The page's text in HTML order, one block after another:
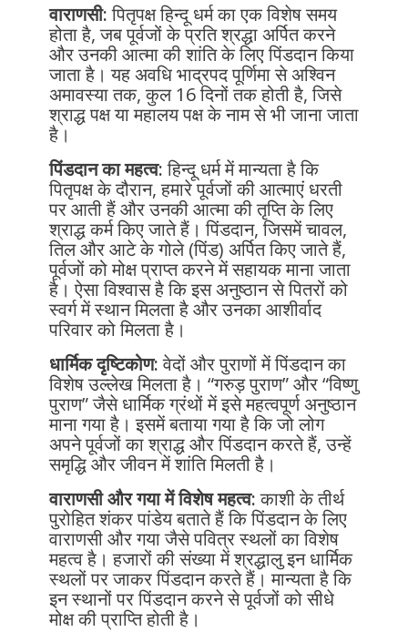
वाराणसी:पितृपक्ष हिन्दू धर्म का एक विशेष समय
होता है, जब पूर्वजों के प्रति श्रद्धा अर्पित करने
और उनकी आत्मा की शांति के लिए पिंडदान किया
जाता है। यह अवधि भाद्रपद पूर्णिमा से अश्विन
अमावस्या तक, कुल 16 दिनों तक होती है, जिसे
श्राद्ध पक्ष या महालय पक्ष के नाम से भी जाना जाता
है।
पिंडदान का महत्व:हिन्दू धर्म में मान्यता है कि
पितृपक्ष के दौरान, हमारे पूर्वजों की आत्माएं धरती
पर आती हैं और उनकी आत्मा की तृप्ति के लिए
श्राद्ध कर्म किए जाते हैं। पिंडदान, जिसमें चावल,
तिल और आटे के गोले (पिंड) अर्पित किए जाते हैं,
पूर्वजों को मोक्ष प्राप्त करने में सहायक माना जाता
है। ऐसा विश्वास है कि इस अनुष्ठान से पितरों को
स्वर्ग में स्थान मिलता है और उनका आशीर्वाद
परिवार को मिलता है।
धार्मिक दृष्टिकोण:वेदों और पुराणों में पिंडदान का
विशेष उल्लेख मिलता है। “गरुड़ पुराण” और “विष्णु
पुराण” जैसे धार्मिक ग्रंथों में इसे महत्वपूर्ण अनुष्ठान
माना गया है। इसमें बताया गया है कि जो लोग
अपने पूर्वजों का श्राद्ध और पिंडदान करते हैं, उन्हें
समृद्धि और जीवन में शांति मिलती है।
वाराणसी और गया में विशेष महत्व:काशी के तीर्थ
पुरोहित शंकर पांडेय बताते हैं कि पिंडदान के लिए
वाराणसी और गया जैसे पवित्र स्थलों का विशेष
महत्व है। हजारों की संख्या में श्रद्धालु इन धार्मिक
स्थलों पर जाकर पिंडदान करते हैं। मान्यता है कि
इन स्थानों पर पिंडदान करने से पूर्वजों को सीधे
मोक्ष की प्राप्ति होती है।